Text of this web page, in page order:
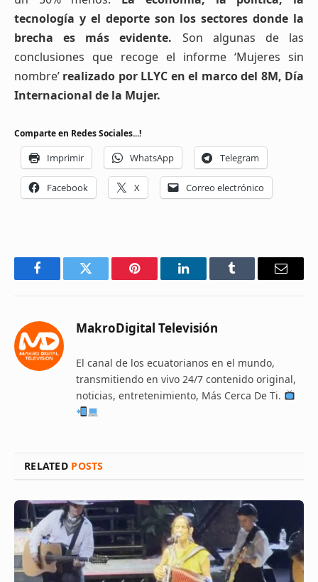
tecnología y el deporte son los sectores donde la
brecha es más evidente. Son algunas de las
conclusiones que recoge el informe ‘Mujeres sin
nombre’ realizado por LLYC en el marco del 8M, Día
Internacional de la Mujer.
Comparte en Redes Sociales...!
Imprimir WhatsApp Telegram
Facebook X Correo electrónico
FacebookTwitter Pinterest LinkedInTumblr Email
MakroDigital Televisión
El canal de los ecuatorianos en el mundo,
transmitiendo en vivo 24/7 contenido original,
noticias, entretenimiento, Más Cerca De Ti.
RELATED POSTS